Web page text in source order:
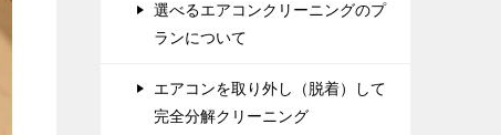
選べるエアコンクリーニングのプ
ランについて
エアコンを取り外し（脱着）して
完全分解クリーニング